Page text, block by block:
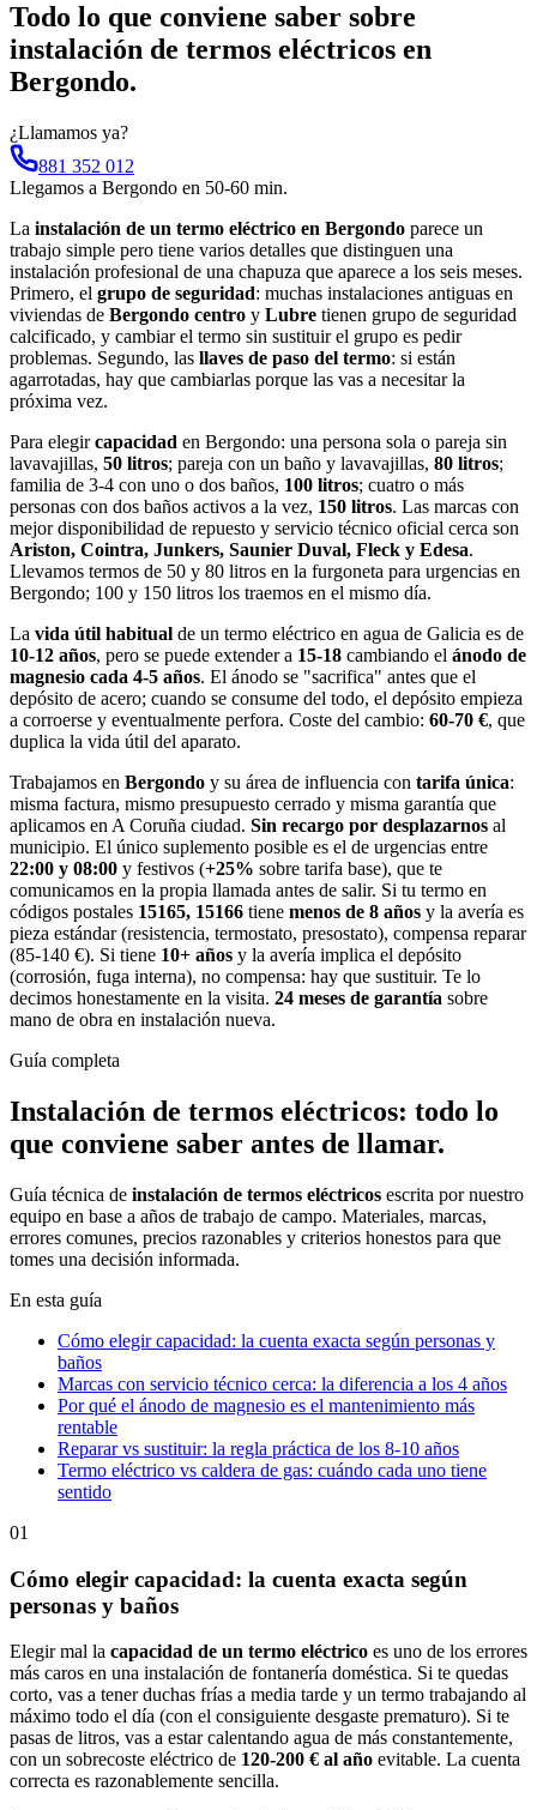
Todo lo que conviene saber sobre
instalación de termos eléctricos en
Bergondo.
¿Llamamos ya?
881 352 012
Llegamos a Bergondo en 50-60 min.
La instalación de un termo eléctrico en Bergondo parece un
trabajo simple pero tiene varios detalles que distinguen una
instalación profesional de una chapuza que aparece a los seis meses.
Primero, el grupo de seguridad: muchas instalaciones antiguas en
viviendas de Bergondo centro y Lubre tienen grupo de seguridad
calcificado, y cambiar el termo sin sustituir el grupo es pedir
problemas. Segundo, las llaves de paso del termo: si están
agarrotadas, hay que cambiarlas porque las vas a necesitar la
próxima vez.
Para elegircapacidad en Bergondo: una persona sola o pareja sin
lavavajillas, 50 litros; pareja con un baño y lavavajillas, 80 litros;
familia de 3-4 con uno o dos baños, 100 litros; cuatro o más
personas con dos baños activos a la vez, 150 litros. Las marcas con
mejor disponibilidad de repuesto y servicio técnico oficial cerca son
Ariston, Cointra, Junkers, Saunier Duval, Fleck y Edesa.
Llevamos termos de 50 y 80 litros en la furgoneta para urgencias en
Bergondo; 100 y 150 litros los traemos en el mismo día.
La vida útil habitual de un termo eléctrico en agua de Galicia es de
10-12 años, pero se puede extender a 15-18 cambiando el ánodo de
magnesio cada 4-5 años. El ánodo se "sacrifica" antes que el
depósito de acero; cuando se consume del todo, el depósito empieza
a corroerse y eventualmente perfora. Coste del cambio: 60-70 €, que
duplica la vida útil del aparato.
Trabajamos en Bergondo y su área de influencia con tarifa única:
misma factura, mismo presupuesto cerrado y misma garantía que
aplicamos en A Coruña ciudad. Sin recargo por desplazarnos al
municipio. El único suplemento posible es el de urgencias entre
22:00 y 08:00 y festivos (+25% sobre tarifa base), que te
comunicamos en la propia llamada antes de salir. Si tu termo en
códigos postales 15165, 15166 tiene menos de 8 años y la avería es
pieza estándar (resistencia, termostato, presostato), compensa reparar
(85-140 €). Si tiene 10+ años y la avería implica el depósito
(corrosión, fuga interna), no compensa: hay que sustituir. Te lo
decimos honestamente en la visita. 24 meses de garantía sobre
mano de obra en instalación nueva.
Guía completa
Instalación de termos eléctricos: todo lo
que conviene saber antes de llamar.
Guía técnica de instalación de termos eléctricos escrita por nuestro
equipo en base a años de trabajo de campo. Materiales, marcas,
errores comunes, precios razonables y criterios honestos para que
tomes una decisión informada.
En esta guía
Cómo elegir capacidad: la cuenta exacta según personas y
baños
Marcas con servicio técnico cerca: la diferencia a los 4 años
Por qué el ánodo de magnesio es el mantenimiento más
rentable
Reparar vs sustituir: la regla práctica de los 8-10 años
Termo eléctrico vs caldera de gas: cuándo cada uno tiene
sentido
01
Cómo elegir capacidad: la cuenta exacta según
personas y baños
Elegir mal la capacidad de un termo eléctrico es uno de los errores
más caros en una instalación de fontanería doméstica. Si te quedas
corto, vas a tener duchas frías a media tarde y un termo trabajando al
máximo todo el día (con el consiguiente desgaste prematuro). Si te
pasas de litros, vas a estar calentando agua de más constantemente,
con un sobrecoste eléctrico de 120-200 € al año evitable. La cuenta
correcta es razonablemente sencilla.